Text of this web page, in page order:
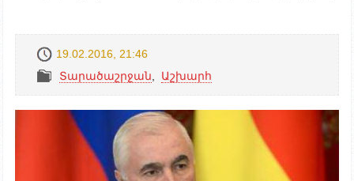
19.02.2016, 21:46
Տարածաշրջան
Աշխարհ